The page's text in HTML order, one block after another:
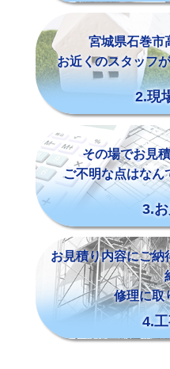
宮城県石巻市
お近くのスタッフ
2.現
その場でお見
ご不明な点はなん
3.
お見積り内容にご納
修理に取
4.